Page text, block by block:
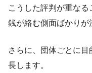
こうした評判が重な
銭が絡む側面ばかりが
さらに、団体ごとに
長します。